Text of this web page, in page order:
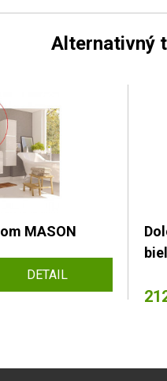
Alternativný
MASON
DETAIL